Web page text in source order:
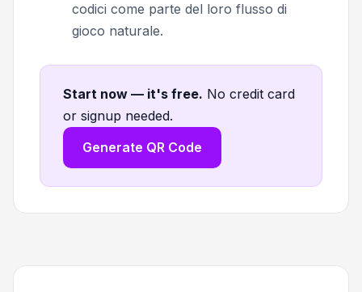
codici come parte del loro flusso di
gioco naturale.
Start now — it's free. No credit card
or signup needed.
Generate QR Code